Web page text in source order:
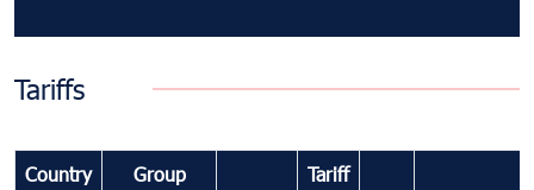
Tariffs
Country
Group
Tariff